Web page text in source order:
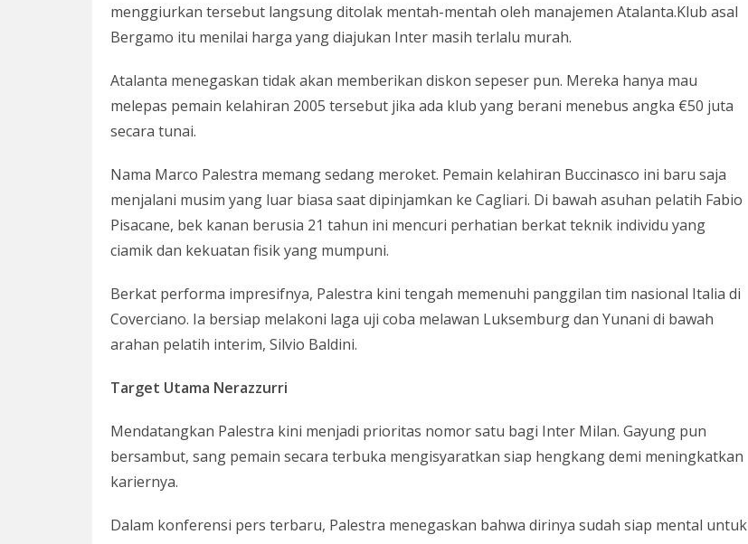
menggiurkan tersebut langsung ditolak mentah-mentah oleh manajemen Atalanta.Klub asal
Bergamo itu menilai harga yang diajukan Inter masih terlalu murah.
Atalanta menegaskan tidak akan memberikan diskon sepeser pun. Mereka hanya mau
melepas pemain kelahiran 2005 tersebut jika ada klub yang berani menebus angka €50 juta
secara tunai.
Nama Marco Palestra memang sedang meroket. Pemain kelahiran Buccinasco ini baru saja
menjalani musim yang luar biasa saat dipinjamkan ke Cagliari. Di bawah asuhan pelatih Fabio
Pisacane, bek kanan berusia 21 tahun ini mencuri perhatian berkat teknik individu yang
ciamik dan kekuatan fisik yang mumpuni.
Berkat performa impresifnya, Palestra kini tengah memenuhi panggilan tim nasional Italia di
Coverciano. Ia bersiap melakoni laga uji coba melawan Luksemburg dan Yunani di bawah
arahan pelatih interim, Silvio Baldini.
Target Utama Nerazzurri
Mendatangkan Palestra kini menjadi prioritas nomor satu bagi Inter Milan. Gayung pun
bersambut, sang pemain secara terbuka mengisyaratkan siap hengkang demi meningkatkan
kariernya.
Dalam konferensi pers terbaru, Palestra menegaskan bahwa dirinya sudah siap mental untuk